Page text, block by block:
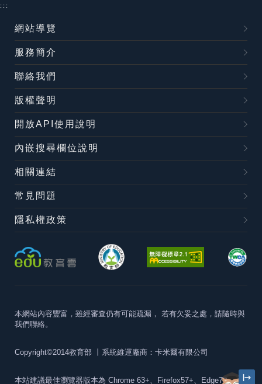
:::
網站導覽
服務簡介
聯絡我們
版權聲明
開放API使用說明
內嵌搜尋欄位說明
相關連結
常見問題
隱私權政策
本網站內容豐富，雖經審查仍有可能疏漏， 若有欠妥之處，請隨時與
我們聯絡。
Copyright©2014教育部 丨系統維運廠商：卡米爾有限公司
本站建議最佳瀏覽器版本為 Chrome 63+、Firefox57+、Edge79+及